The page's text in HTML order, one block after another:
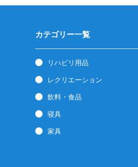
カテゴリー一覧
リハビリ用品
レクリエーション
飲料・食品
寝具
家具